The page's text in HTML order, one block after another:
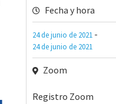
Fecha y hora
24 de junio de 2021 -
24 de junio de 2021
Zoom
Registro Zoom